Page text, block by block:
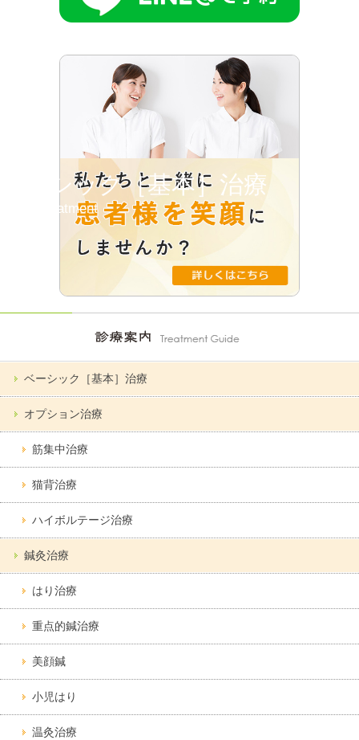
ベーシック［基本］治療
Basic Treatment
ベーシック［基本］治療
オプション治療
筋集中治療
猫背治療
ハイボルテージ治療
鍼灸治療
はり治療
重点的鍼治療
美顔鍼
小児はり
温灸治療